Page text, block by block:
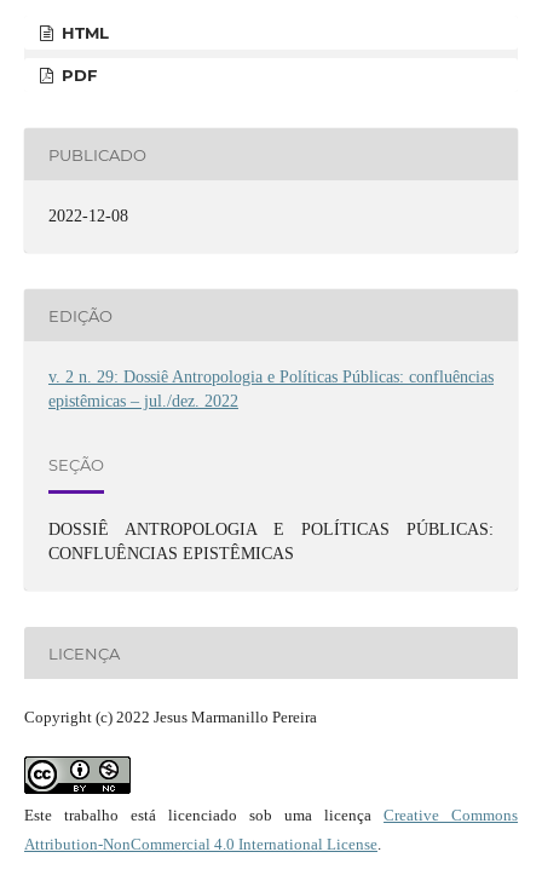
HTML
PDF
PUBLICADO
2022-12-08
EDIÇÃO
v. 2 n. 29: Dossiê Antropologia e Políticas Públicas: confluências
epistêmicas – jul./dez. 2022
SEÇÃO
DOSSIÊ ANTROPOLOGIA E POLÍTICAS PÚBLICAS:
CONFLUÊNCIAS EPISTÊMICAS
LICENÇA
Copyright (c) 2022 Jesus Marmanillo Pereira
Este trabalho está licenciado sob uma licençaCreative Commons
Attribution-NonCommercial 4.0 International License.